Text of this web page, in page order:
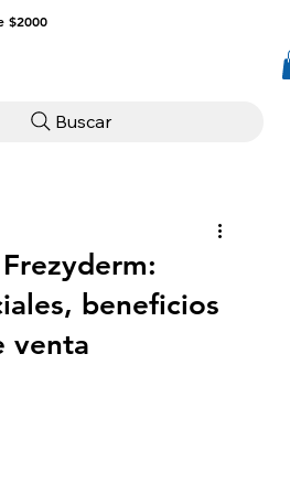
$2000
Buscar
beneficios
venta